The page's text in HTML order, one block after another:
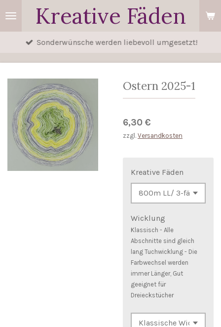
Zum
Hauptinhalt
springen
Kreative Fäden
Sonderwünsche werden liebevoll umgesetzt!
Ostern 2025-1
6,30 €
zzgl. Versandkosten
Kreative Fäden
Wicklung
Klassisch - Alle
Abschnitte sind gleich
lang Tuchwicklung - Die
Farbwechsel werden
immer Länger, Gut
geeignet für
Dreieckstücher